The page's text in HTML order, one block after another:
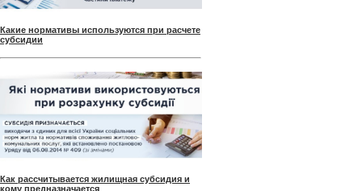
Какие нормативы используются при расчете
субсидии
Как рассчитывается жилищная субсидия и
кому предназначается